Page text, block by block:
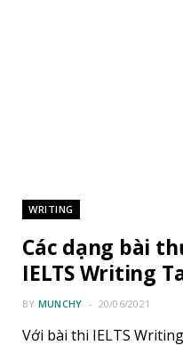
WRITING
Các dạng bài
IELTS Writing
BY MUNCHY 20/06/2021
Với bài thi IELTS